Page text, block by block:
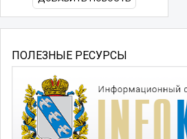
ПОЛЕЗНЫЕ РЕСУРСЫ